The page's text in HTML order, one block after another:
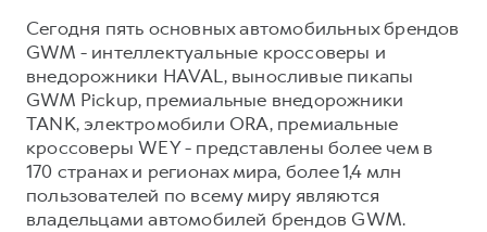
Сегодня пять основных автомобильных брендов
GWM - интеллектуальные кроссоверы и
внедорожники HAVAL, выносливые пикапы
GWM Pickup, премиальные внедорожники
TANK, электромобили ORA, премиальные
кроссоверы WEY - представлены более чем в
170 странах и регионах мира, более 1,4 млн
пользователей по всему миру являются
владельцами автомобилей брендов GWM.